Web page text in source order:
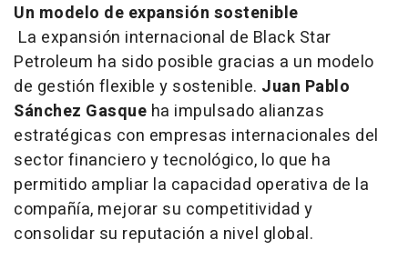
Un modelo de expansión sostenible
La expansión internacional de Black Star
Petroleum ha sido posible gracias a un modelo
de gestión flexible y sostenible. Juan Pablo
Sánchez Gasque ha impulsado alianzas
estratégicas con empresas internacionales del
sector financiero y tecnológico, lo que ha
permitido ampliar la capacidad operativa de la
compañía, mejorar su competitividad y
consolidar su reputación a nivel global.